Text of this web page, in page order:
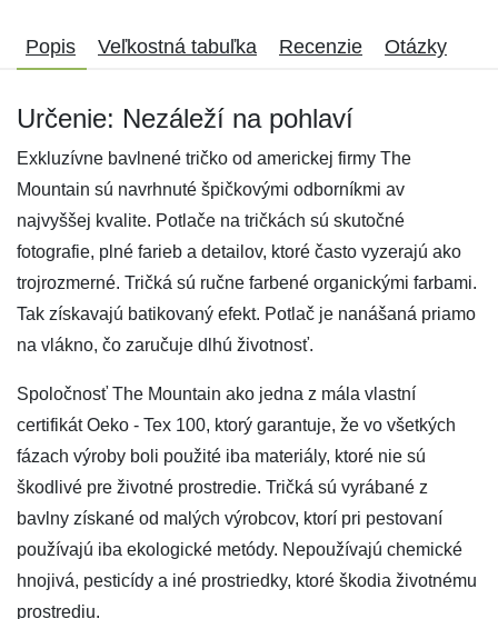
Popis Veľkostná tabuľka Recenzie Otázky
Určenie: Nezáleží na pohlaví
Exkluzívne bavlnené tričko od americkej firmy The
Mountain sú navrhnuté špičkovými odborníkmi av
najvyššej kvalite. Potlače na tričkách sú skutočné
fotografie, plné farieb a detailov, ktoré často vyzerajú ako
trojrozmerné. Tričká sú ručne farbené organickými farbami.
Tak získavajú batikovaný efekt. Potlač je nanášaná priamo
na vlákno, čo zaručuje dlhú životnosť.
Spoločnosť The Mountain ako jedna z mála vlastní
certifikát Oeko - Tex 100, ktorý garantuje, že vo všetkých
fázach výroby boli použité iba materiály, ktoré nie sú
škodlivé pre životné prostredie. Tričká sú vyrábané z
bavlny získané od malých výrobcov, ktorí pri pestovaní
používajú iba ekologické metódy. Nepoužívajú chemické
hnojivá, pesticídy a iné prostriedky, ktoré škodia životnému
prostrediu.